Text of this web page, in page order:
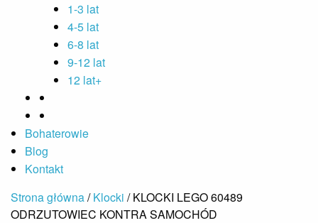
1-3 lat
4-5 lat
6-8 lat
9-12 lat
12 lat+
Bohaterowie
Blog
Kontakt
Strona główna/Klocki / KLOCKI LEGO 60489
ODRZUTOWIEC KONTRA SAMOCHÓD